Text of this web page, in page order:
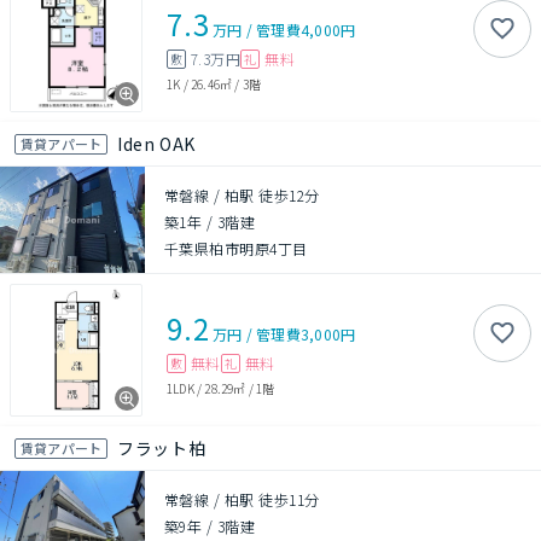
7.3 万円 /管理費4,000円
敷 7.3万円 礼 無料
1K / 26.46㎡ / 3階
賃貸アパート Iden OAK
常磐線 / 柏駅 徒歩12分
築1年 / 3階建
千葉県柏市明原4丁目
9.2 万円 /管理費3,000円
敷 無料 礼 無料
1LDK/ 28.29㎡ / 1階
賃貸アパート フラット柏
常磐線 / 柏駅 徒歩11分
築9年 / 3階建